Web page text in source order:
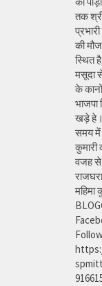
तक
की
स्थित
मसूदा
के
भाजपा
खड़े हे।
समय में
कुमारी
वजह से